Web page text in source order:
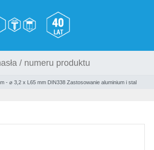
- ⌀ 3,2 x L65 mm DIN338 Zastosowanie aluminium i stal